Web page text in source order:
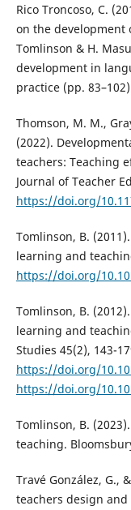
Rico Troncoso, C.
on the development
Tomlinson & H.
development in
practice (pp.
Thomson, M. M.,
(2022).
teachers: Teaching
Journal of Teacher
https://doi.org/
Tomlinson, B.
learning and
https://doi.org/
Tomlinson, B.
learning and
Studies 45(2), 143-
https://doi.org/
https://doi.org/
Tomlinson, B.
teaching.
Travé González, G.,
teachers design